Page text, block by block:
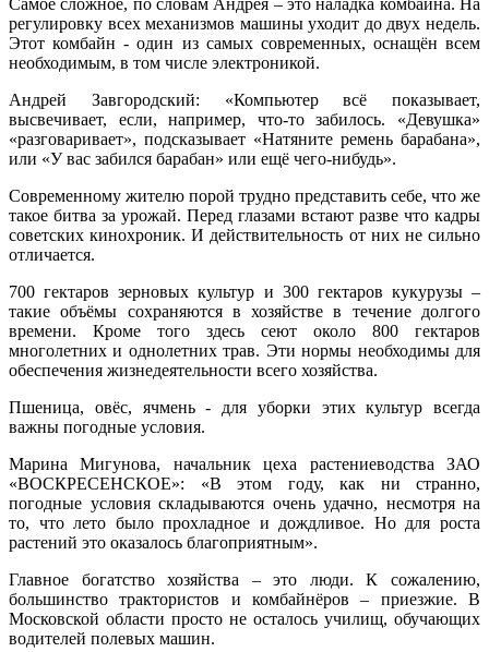
регулировку всех механизмов машины уходит до двух недель.
Этот комбайн - один из самых современных, оснащён всем
необходимым, в том числе электроникой.
Андрей Завгородский: «Компьютер всё показывает,
высвечивает, если, например, что-то забилось. «Девушка»
«разговаривает», подсказывает «Натяните ремень барабана»,
или «У вас забился барабан» или ещё чего-нибудь».
Современному жителю порой трудно представить себе, что же
такое битва за урожай. Перед глазами встают разве что кадры
советских кинохроник. И действительность от них не сильно
отличается.
700 гектаров зерновых культур и 300 гектаров кукурузы –
такие объёмы сохраняются в хозяйстве в течение долгого
времени. Кроме того здесь сеют около 800 гектаров
многолетних и однолетних трав. Эти нормы необходимы для
обеспечения жизнедеятельности всего хозяйства.
Пшеница, овёс, ячмень - для уборки этих культур всегда
важны погодные условия.
Марина Мигунова, начальник цеха растениеводства ЗАО
«ВОСКРЕСЕНСКОЕ»: «В этом году, как ни странно,
погодные условия складываются очень удачно, несмотря на
то, что лето было прохладное и дождливое. Но для роста
растений это оказалось благоприятным».
Главное богатство хозяйства – это люди. К сожалению,
большинство трактористов и комбайнёров – приезжие. В
Московской области просто не осталось училищ, обучающих
водителей полевых машин.